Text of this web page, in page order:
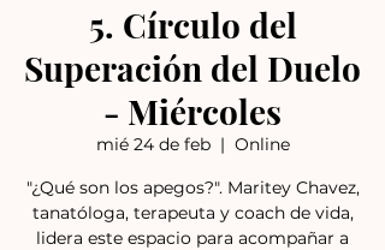
5. Círculo del
Superación del Duelo
- Miércoles
mié 24 de feb
  |
Online
"¿Qué son los apegos?". Maritey Chavez,
tanatóloga, terapeuta y coach de vida,
lidera este espacio para acompañar a